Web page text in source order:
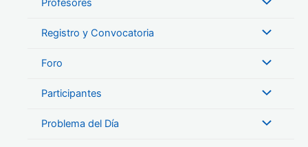
Profesores
Registro y Convocatoria
Foro
Participantes
Problema del Día